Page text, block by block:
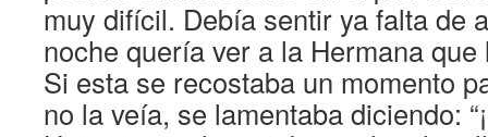
muy difícil. Debía sentir ya falta de
noche quería ver a la Hermana
Si esta se recostaba un momento
no la veía, se lamentaba diciendo: